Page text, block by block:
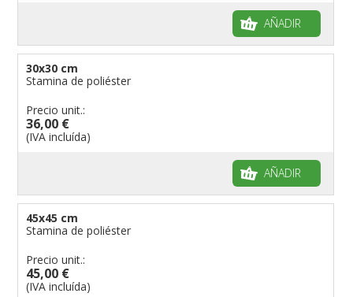
AÑADIR
30x30 cm
Stamina de poliéster
Precio unit.:
36,00 €
(IVA incluída)
AÑADIR
45x45 cm
Stamina de poliéster
Precio unit.:
45,00 €
(IVA incluída)